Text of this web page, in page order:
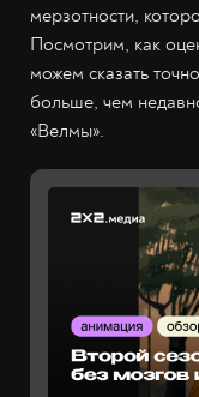
мерзотности,
Посмотрим, как
можем сказать
больше, чем
«Велмы».